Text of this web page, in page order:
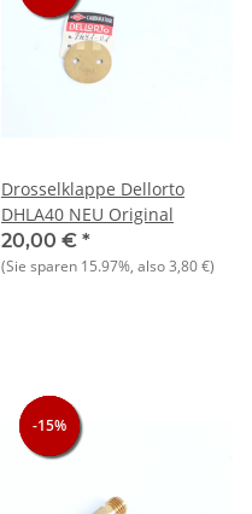
Drosselklappe Dellorto
DHLA40 NEU Original
20,00 € *
(Sie sparen 15.97%, also3,80 €)
-15%
-15%
-15%